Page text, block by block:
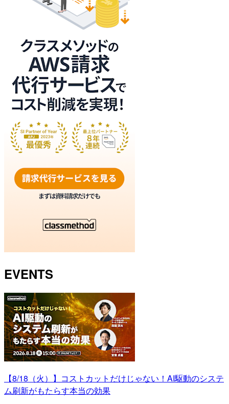
EVENTS
【8/18（火）】コストカットだけじゃない！AI駆動のシステ
ム刷新がもたらす本当の効果